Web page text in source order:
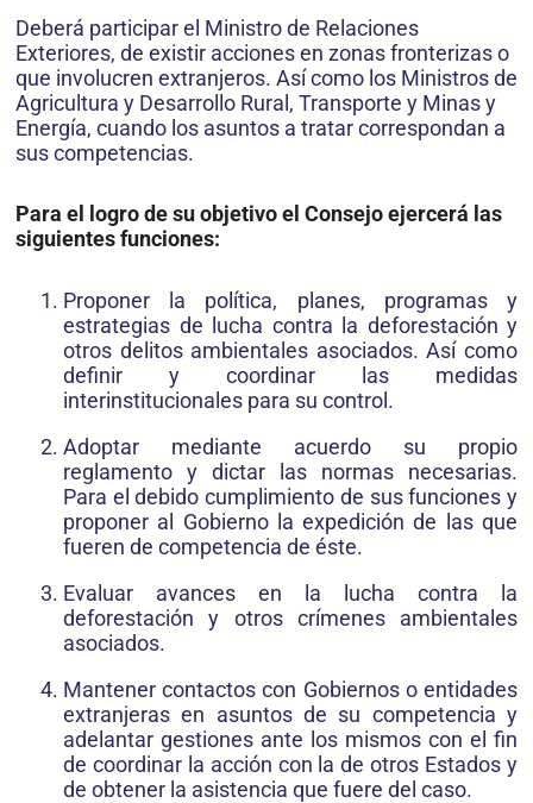
Deberá participar el Ministro de Relacio­nes
Exteriores, de existir acciones en zonas fronterizas o
que involucren extranjeros. Así como los Ministros de
Agricultura y Desarrollo Rural, Transporte y Minas y
Energía, cuando los asuntos a tratar correspondan a
sus competencias.
Para el logro de su objetivo el Consejo ejercerá las
siguientes fun­ciones:
Proponer la política, planes, programas y
estrategias de lucha contra la deforestación y
otros delitos ambientales asociados. Así como
definir y coordinar las medidas
interinstitucionales para su control.
Adoptar mediante acuerdo su propio
reglamento y dictar las normas necesarias.
Para el debido cumplimiento de sus fun­ciones y
proponer al Gobierno la expedición de las que
fueren de competencia de éste.
Evaluar avances en la lucha contra la
deforestación y otros crímenes ambientales
asociados.
Mantener contactos con Gobiernos o entidades
extranjeras en asuntos de su competencia y
adelantar gestiones ante los mis­mos con el fin
de coordinar la acción con la de otros Estados y
de obtener la asistencia que fuere del caso.